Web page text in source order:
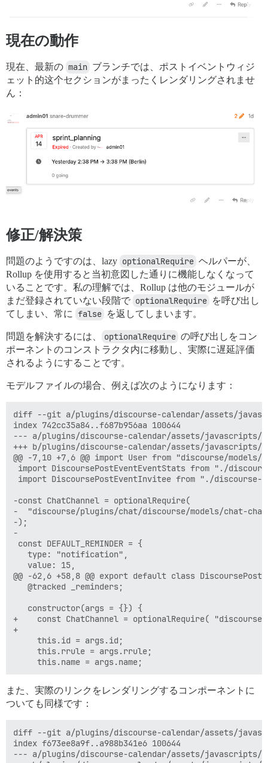
現在の動作
現在、最新の main ブランチでは、ポストイベントウィジ
ェット的这个セクションがまったくレンダリングされませ
ん：
修正/解決策
問題のようですのは、lazy optionalRequire ヘルパーが、
Rollup を使用すると当初意図した通りに機能しなくなって
いることです。私の理解では、Rollup は他のモジュールが
まだ登録されていない段階で optionalRequire を呼び出し
てしまい、常に false を返してしまいます。
問題を解決するには、 optionalRequire の呼び出しをコン
ポーネントのコンストラクタ内に移動し、実際に遅延評価
されるようにすることです。
モデルファイルの場合、例えば次のようになります：
diff --git a/plugins/discourse-calendar/assets/
index 742cc35a84..f687b956aa 100644
--- a/plugins/discourse-calendar/assets/javascripts/
+++ b/plugins/discourse-calendar/assets/javascripts/
@@ -7,10 +7,6 @@ import User from "discourse/models/
import DiscoursePostEventEventStats from "./
import DiscoursePostEventInvitee from "./
-const ChatChannel = optionalRequire(
-  "discourse/plugins/chat/discourse/models/chat-
-);
-
const DEFAULT_REMINDER = {
   type: "notification",
   value: 15,
@@ -62,6 +58,8 @@ export default class
   @tracked _reminders;
   constructor(args = {}) {
+    const ChatChannel = optionalRequire(
+
     this.id = args.id;
     this.rrule = args.rrule;
また、実際のリンクをレンダリングするコンポーネントに
ついても同様です：
diff --git a/plugins/discourse-calendar/assets/
index f673ee8a9f..a988b341e6 100644
--- a/plugins/discourse-calendar/assets/javascripts/